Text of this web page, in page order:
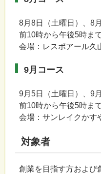
8月8日（土曜日）、8
前10時から午後5時ま
会場：レスポアール久
9月コース
9月5日（土曜日）、9
前10時から午後5時ま
会場：サンレイクかす
対象者
創業を目指す方および